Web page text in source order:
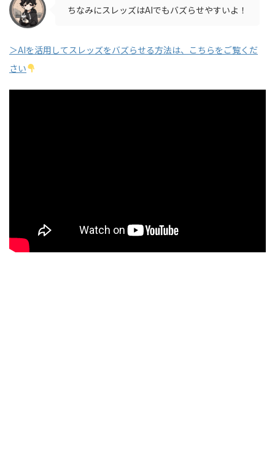
ちなみにスレッズはAIでもバズらせやすいよ！
＞AIを活用してスレッズをバズらせる方法は、こちらをご覧くだ
さい